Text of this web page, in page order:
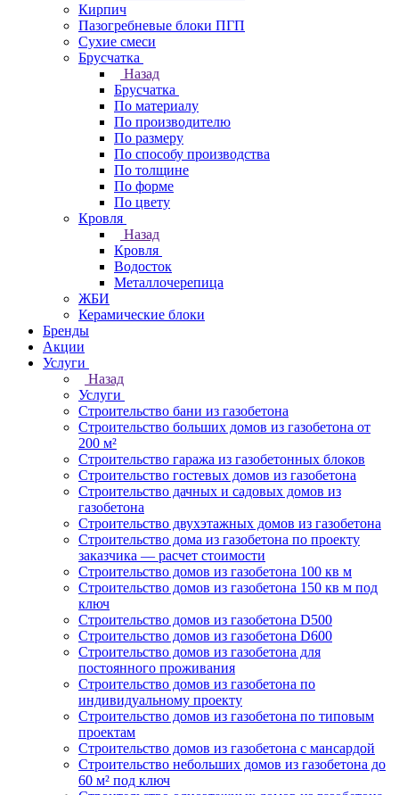
Кирпич
Пазогребневые блоки ПГП
Сухие смеси
Брусчатка
Назад
Брусчатка
По материалу
По производителю
По размеру
По способу производства
По толщине
По форме
По цвету
Кровля
Назад
Кровля
Водосток
Металлочерепица
ЖБИ
Керамические блоки
Бренды
Акции
Услуги
Назад
Услуги
Строительство бани из газобетона
Строительство больших домов из газобетона от
200 м²
Строительство гаража из газобетонных блоков
Строительство гостевых домов из газобетона
Строительство дачных и садовых домов из
газобетона
Строительство двухэтажных домов из газобетона
Строительство дома из газобетона по проекту
заказчика — расчет стоимости
Строительство домов из газобетона 100 кв м
Строительство домов из газобетона 150 кв м под
ключ
Строительство домов из газобетона D500
Строительство домов из газобетона D600
Строительство домов из газобетона для
постоянного проживания
Строительство домов из газобетона по
индивидуальному проекту
Строительство домов из газобетона по типовым
проектам
Строительство домов из газобетона с мансардой
Строительство небольших домов из газобетона до
60 м² под ключ